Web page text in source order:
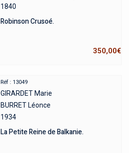
1840
Robinson Crusoé.
350,00€
Réf : 13049
GIRARDET Marie
BURRET Léonce
1934
La Petite Reine de Balkanie.